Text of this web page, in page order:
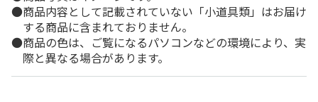
商品内容として記載されていない「小道具類」はお届け
する商品に含まれておりません。
商品の色は、ご覧になるパソコンなどの環境により、実
際と異なる場合があります。